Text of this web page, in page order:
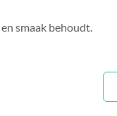
smaak behoudt.